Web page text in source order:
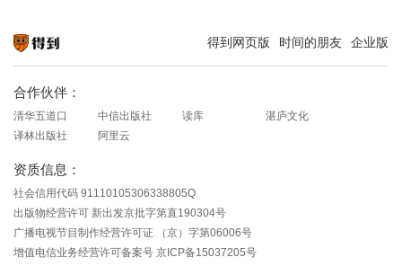
得到网页版 时间的朋友 企业版
合作伙伴：
清华五道口 中信出版社 读库
湛庐文化
译林出版社
阿里云
资质信息：
社会信用代码 91110105306338805Q
出版物经营许可 新出发京批字第直190304号
广播电视节目制作经营许可证 （京）字第06006号
增值电信业务经营许可备案号 京ICP备15037205号